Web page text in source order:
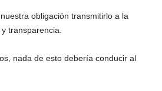
obligación transmitirlo a la
transparencia.
nada de esto debería conducir al